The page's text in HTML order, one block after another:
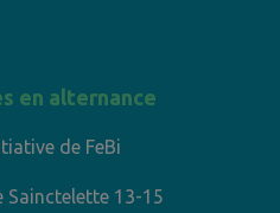
en alternance
de FeBi
Sainctelette 13-15